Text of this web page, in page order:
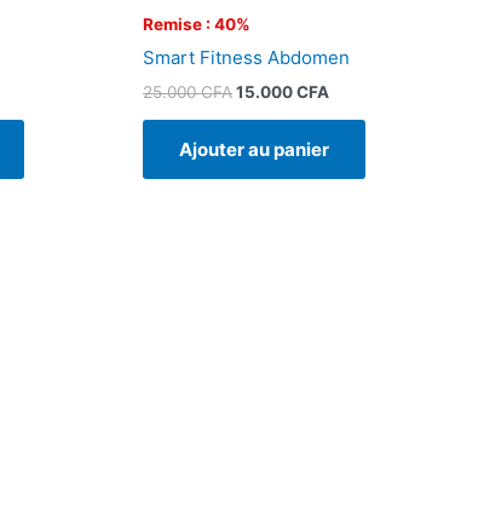
Remise : 40%
Smart Fitness Abdomen
25.000CFA15.000CFA
Ajouter au panier